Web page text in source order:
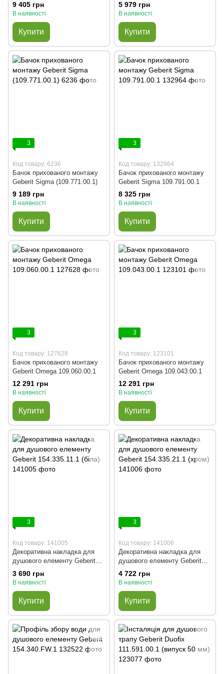
9 405 грн
В наявності
Купити
5 979 грн
В наявності
Купити
3
Код товару: 6236
Бачок прихованого монтажу
Geberit Sigma (109.771.00.1)
9 189 грн
В наявності
Купити
3
Код товару: 132964
Бачок прихованого монтажу
Geberit Sigma 109.791.00.1
8 325 грн
В наявності
Купити
3
Код товару: 127628
Бачок прихованого монтажу
Geberit Omega 109.060.00.1
12 291 грн
В наявності
Купити
3
Код товару: 123101
Бачок прихованого монтажу
Geberit Omega 109.043.00.1
12 291 грн
В наявності
Купити
3
Код товару: 141005
Декоративна накладка для
душового елементу Geberit
154.335.11.1 (біла)
3 690 грн
В наявності
Купити
3
Код товару: 141006
Декоративна накладка для
душового елементу Geberit
154.335.21.1 (хром)
4 722 грн
В наявності
Купити